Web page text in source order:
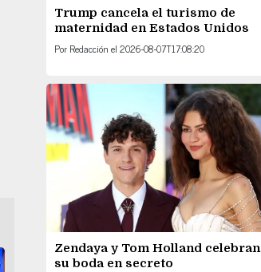
Trump cancela el turismo de
maternidad en Estados Unidos
Por Redacción el 2026-08-07T17:08:20
Zendaya y Tom Holland celebran
su boda en secreto